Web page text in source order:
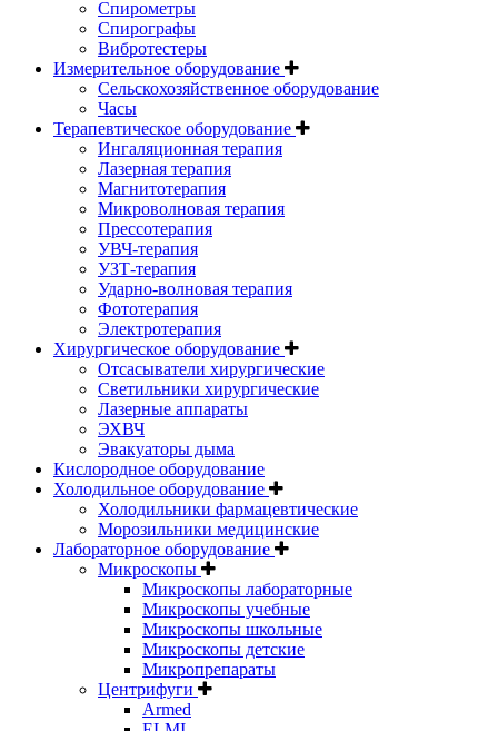
Спирометры
Спирографы
Вибротестеры
Измерительное оборудование
Сельскохозяйственное оборудование
Часы
Терапевтическое оборудование
Ингаляционная терапия
Лазерная терапия
Магнитотерапия
Микроволновая терапия
Прессотерапия
УВЧ-терапия
УЗТ-терапия
Ударно-волновая терапия
Фототерапия
Электротерапия
Хирургическое оборудование
Отсасыватели хирургические
Светильники хирургические
Лазерные аппараты
ЭХВЧ
Эвакуаторы дыма
Кислородное оборудование
Холодильное оборудование
Холодильники фармацевтические
Морозильники медицинские
Лабораторное оборудование
Микроскопы
Микроскопы лабораторные
Микроскопы учебные
Микроскопы школьные
Микроскопы детские
Микропрепараты
Центрифуги
Armed